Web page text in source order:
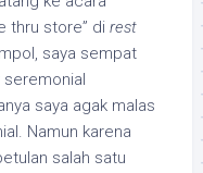
thru store” di rest
saya sempat
seremonial
saya agak malas
Namun karena
salah satu